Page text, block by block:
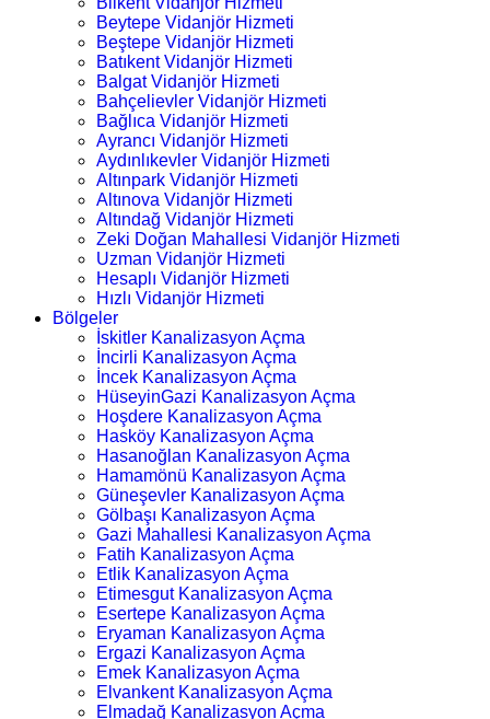
Beytepe Vidanjör Hizmeti
Beştepe Vidanjör Hizmeti
Batıkent Vidanjör Hizmeti
Balgat Vidanjör Hizmeti
Bahçelievler Vidanjör Hizmeti
Bağlıca Vidanjör Hizmeti
Ayrancı Vidanjör Hizmeti
Aydınlıkevler Vidanjör Hizmeti
Altınpark Vidanjör Hizmeti
Altınova Vidanjör Hizmeti
Altındağ Vidanjör Hizmeti
Zeki Doğan Mahallesi Vidanjör Hizmeti
Uzman Vidanjör Hizmeti
Hesaplı Vidanjör Hizmeti
Hızlı Vidanjör Hizmeti
Bölgeler
İskitler Kanalizasyon Açma
İncirli Kanalizasyon Açma
İncek Kanalizasyon Açma
HüseyinGazi Kanalizasyon Açma
Hoşdere Kanalizasyon Açma
Hasköy Kanalizasyon Açma
Hasanoğlan Kanalizasyon Açma
Hamamönü Kanalizasyon Açma
Güneşevler Kanalizasyon Açma
Gölbaşı Kanalizasyon Açma
Gazi Mahallesi Kanalizasyon Açma
Fatih Kanalizasyon Açma
Etlik Kanalizasyon Açma
Etimesgut Kanalizasyon Açma
Esertepe Kanalizasyon Açma
Eryaman Kanalizasyon Açma
Ergazi Kanalizasyon Açma
Emek Kanalizasyon Açma
Elvankent Kanalizasyon Açma
Elmadağ Kanalizasyon Açma